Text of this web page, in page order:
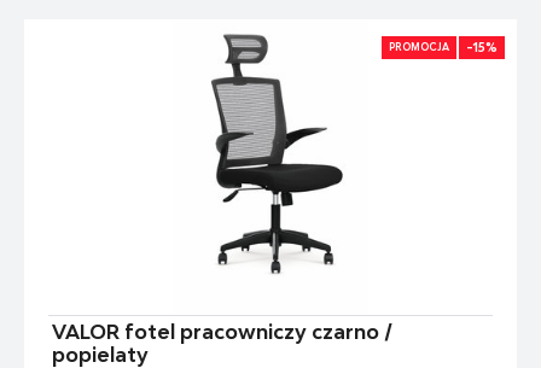
PROMOCJA -15%
VALOR fotel pracowniczy czarno /
popielaty